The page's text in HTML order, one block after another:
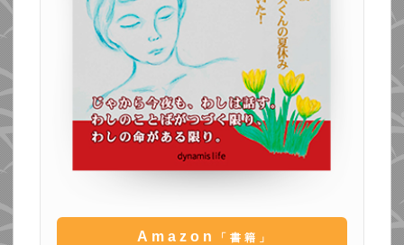
Amazon 「書籍」